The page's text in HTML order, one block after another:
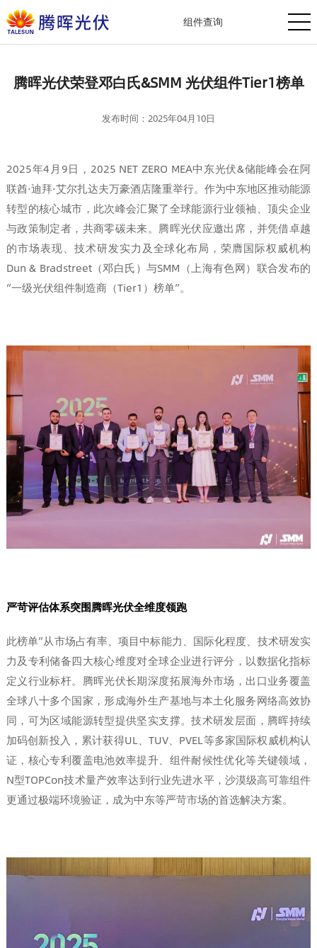
组件查询
腾晖光伏荣登邓白氏&SMM 光伏组件Tier1榜单
发布时间：2025年04月10日
2025年4月9日，2025 NET ZERO MEA中东光伏&储能峰会在阿
联酋·迪拜·艾尔扎达夫万豪酒店隆重举行。作为中东地区推动能源
转型的核心城市，此次峰会汇聚了全球能源行业领袖、顶尖企业
与政策制定者，共商零碳未来。腾晖光伏应邀出席，并凭借卓越
的市场表现、技术研发实力及全球化布局，荣膺国际权威机构
Dun & Bradstreet（邓白氏）与SMM（上海有色网）联合发布的
“一级光伏组件制造商（Tier1）榜单”。
严苛评估体系突围腾晖光伏全维度领跑
此榜单”从市场占有率、项目中标能力、国际化程度、技术研发实
力及专利储备四大核心维度对全球企业进行评分，以数据化指标
定义行业标杆。腾晖光伏长期深度拓展海外市场，出口业务覆盖
全球八十多个国家，形成海外生产基地与本土化服务网络高效协
同，可为区域能源转型提供坚实支撑。技术研发层面，腾晖持续
加码创新投入，累计获得UL、TUV、PVEL等多家国际权威机构认
证，核心专利覆盖电池效率提升、组件耐候性优化等关键领域，
N型TOPCon技术量产效率达到行业先进水平，沙漠级高可靠组件
更通过极端环境验证，成为中东等严苛市场的首选解决方案。